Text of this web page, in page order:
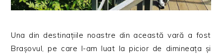
Una din destinațiile noastre din această vară a fost
Brașovul, pe care l-am luat la picior de dimineața și